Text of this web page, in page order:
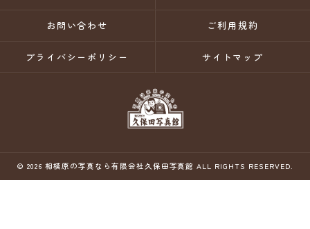
お問い合わせ ご利用規約
プライバシーポリシー サイトマップ
© 2026 相模原の写真なら有限会社久保田写真館 ALL RIGHTS RESERVED.